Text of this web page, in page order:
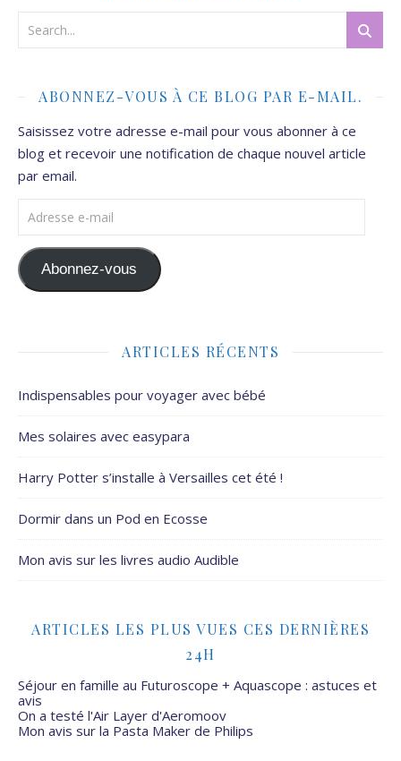
ABONNEZ-VOUS À CE BLOG PAR E-MAIL.
Saisissez votre adresse e-mail pour vous abonner à ce
blog et recevoir une notification de chaque nouvel article
par email.
Adresse e-mail
Abonnez-vous
ARTICLES RÉCENTS
Indispensables pour voyager avec bébé
Mes solaires avec easypara
Harry Potter s’installe à Versailles cet été !
Dormir dans un Pod en Ecosse
Mon avis sur les livres audio Audible
ARTICLES LES PLUS VUES CES DERNIÈRES
24H
Séjour en famille au Futuroscope + Aquascope : astuces et
avis
On a testé l'Air Layer d'Aeromoov
Mon avis sur la Pasta Maker de Philips